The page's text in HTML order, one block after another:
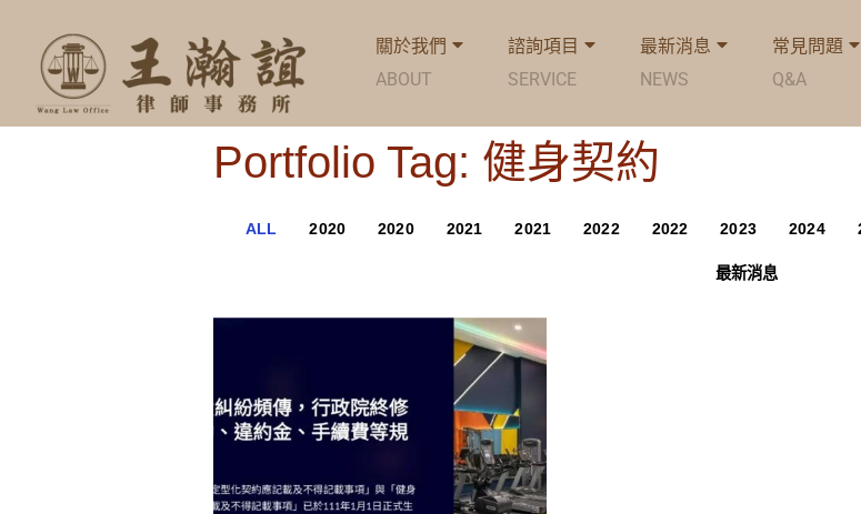
關於我們
ABOUT
諮詢項目
SERVICE
最新消息
NEWS
常見問題
Q&A
Portfolio Tag: 健身契約
ALL 2020 2020 2021 2021 2022 2022 2023 2024
最新消息